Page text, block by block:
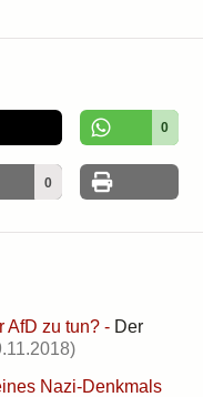
0
0
AfD zu tun? - Der
Nazi-Denkmals